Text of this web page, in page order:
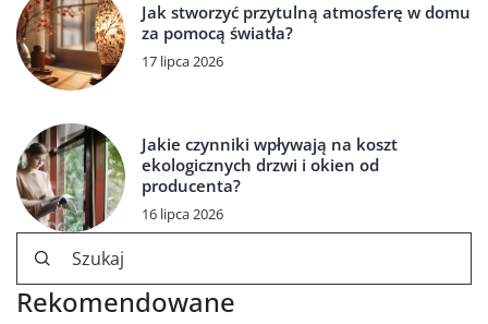
Jak stworzyć przytulną atmosferę w domu
za pomocą światła?
17 lipca 2026
Jakie czynniki wpływają na koszt
ekologicznych drzwi i okien od
producenta?
16 lipca 2026
Rekomendowane